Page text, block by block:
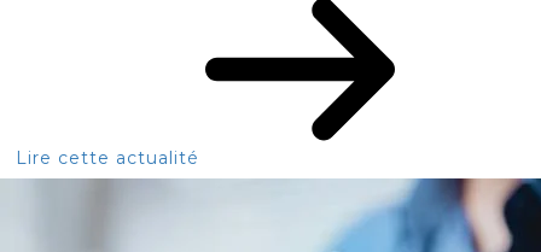
Lire cette actualité